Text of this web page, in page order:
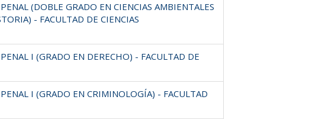
(DOBLE GRADO EN CIENCIAS AMBIENTALES
- FACULTAD DE CIENCIAS
I (GRADO EN DERECHO) - FACULTAD DE
I (GRADO EN CRIMINOLOGÍA) - FACULTAD